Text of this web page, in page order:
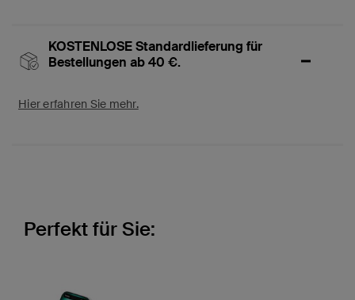
KOSTENLOSE Standardlieferung für
Bestellungen ab 40 €.
Hier erfahren Sie mehr.
Perfekt für Sie: